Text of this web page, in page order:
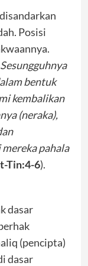
Posisi
Sesungguhnya
bentuk
kembalikan
(neraka),
pahala
Tin:4-6).
dasar
(pencipta)
dasar